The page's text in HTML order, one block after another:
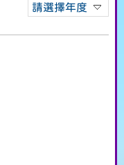
請選擇年度